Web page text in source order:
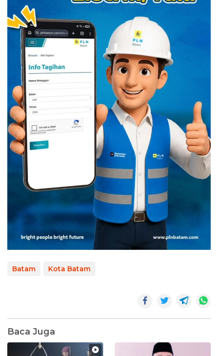
Batam Kota Batam
Baca Juga